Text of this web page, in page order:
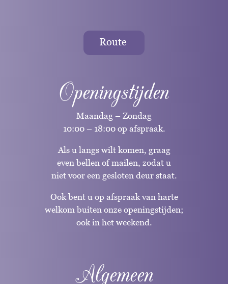
Route
Openingstijden
Maandag – Zondag
10:00 – 18:00 op afspraak.
Als u langs wilt komen, graag
even bellen of mailen, zodat u
niet voor een gesloten deur staat.
Ook bent u op afspraak van harte
welkom buiten onze openingstijden;
ook in het weekend.
Algemeen